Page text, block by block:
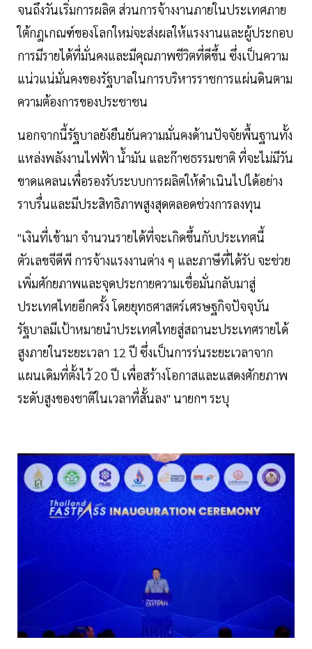
จนถึงวันเริ่มการผลิต ส่วนการจ้างงานภายในประเทศภาย
ใต้กฎเกณฑ์ของโลกใหม่จะส่งผลให้แรงงานและผู้ประกอบ
การมีรายได้ที่มั่นคงและมีคุณภาพชีวิตที่ดีขึ้น ซึ่งเป็นความ
แน่วแน่มั่นคงของรัฐบาลในการบริหารราชการแผ่นดินตาม
ความต้องการของประชาชน
นอกจากนี้รัฐบาลยังยืนยันความมั่นคงด้านปัจจัยพื้นฐานทั้ง
แหล่งพลังงานไฟฟ้า น้ำมัน และก๊าซธรรมชาติ ที่จะไม่มีวัน
ขาดแคลนเพื่อรองรับระบบการผลิตให้ดำเนินไปได้อย่าง
ราบรื่นและมีประสิทธิภาพสูงสุดตลอดช่วงการลงทุน
"เงินที่เข้ามา จำนวนรายได้ที่จะเกิดขึ้นกับประเทศนี้
ตัวเลขจีดีพี การจ้างแรงงานต่าง ๆ และภาษีที่ได้รับ จะช่วย
เพิ่มศักยภาพและจุดประกายความเชื่อมั่นกลับมาสู่
ประเทศไทยอีกครั้ง โดยยุทธศาสตร์เศรษฐกิจปัจจุบัน
รัฐบาลมีเป้าหมายนำประเทศไทยสู่สถานะประเทศรายได้
สูงภายในระยะเวลา 12 ปี ซึ่งเป็นการร่นระยะเวลาจาก
แผนเดิมที่ตั้งไว้ 20 ปี เพื่อสร้างโอกาสและแสดงศักยภาพ
ระดับสูงของชาติในเวลาที่สั้นลง" นายกฯ ระบุ